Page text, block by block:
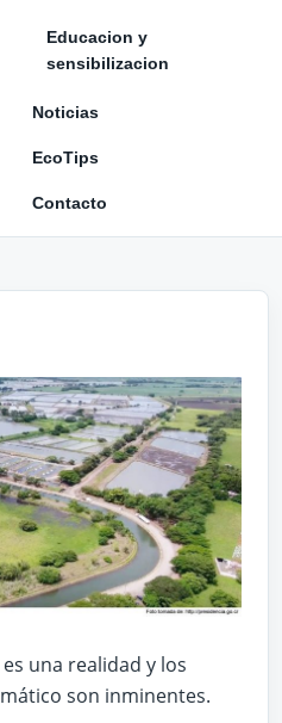
Educacion y
sensibilizacion
Noticias
EcoTips
Contacto
una realidad y los
son inminentes.